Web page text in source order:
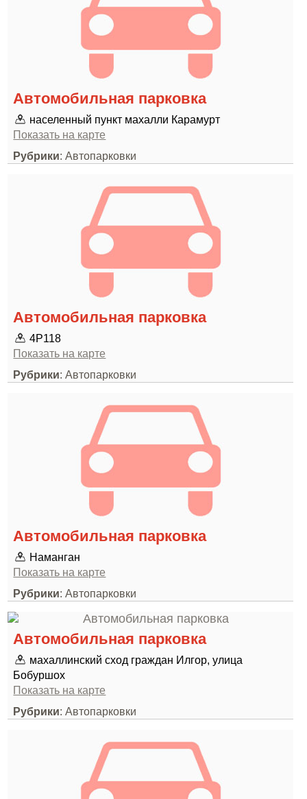
Автомобильная парковка
населенный пункт махалли Карамурт
Показать на карте
Рубрики: Автопарковки
Автомобильная парковка
4Р118
Показать на карте
Рубрики: Автопарковки
Автомобильная парковка
Наманган
Показать на карте
Рубрики: Автопарковки
Автомобильная парковка
махаллинский сход граждан Илгор, улица
Бобуршох
Показать на карте
Рубрики: Автопарковки